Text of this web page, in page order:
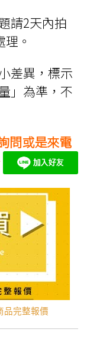
請2天內拍
。
差異，標示
」為準，不
問或是來電
品完整報價